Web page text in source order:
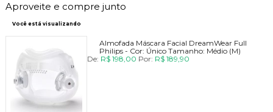
Aproveite e compre junto
Você está visualizando
Almofada Máscara Facial DreamWear Full
Philips - Cor: Único Tamanho: Médio (M)
De: R$ 198,00 Por: R$ 189,90